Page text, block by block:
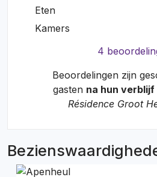
Eten
Kamers
4
Beoordelingen zijn
gasten na hun verblijf
Résidence Groot